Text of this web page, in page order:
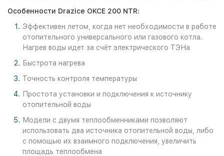
Особенности Drazice OKCE 200 NTR:
Эффективен летом, когда нет необходимости в работе
отопительного универсального или газового котла.
Нагрев воды идет за счёт электрического ТЭНа
Быстрота нагрева
Точность контроля температуры
Простота установки и подключения к источнику
отопительной воды
Модели с двумя теплообменниками позволяют
использовать два источника отопительной воды, либо
с помощью их взаимного подключения, увеличить
площадь теплообмена